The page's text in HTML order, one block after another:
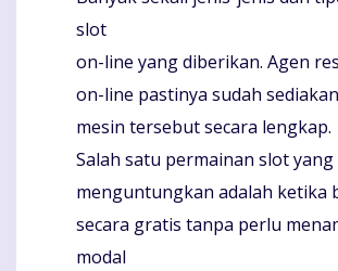
slot
on-line yang diberikan. Agen
on-line pastinya sudah
mesin tersebut secara lengkap.
Salah satu permainan slot yang
menguntungkan adalah ketika
secara gratis tanpa perlu
modal